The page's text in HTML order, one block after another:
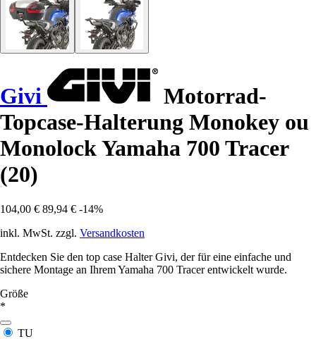
Givi
Motorrad-
Topcase-Halterung Monokey ou
Monolock Yamaha 700 Tracer
(20)
104,00 € 89,94 € -14%
inkl. MwSt. zzgl. Versandkosten
Entdecken Sie den top case Halter Givi, der für eine einfache und
sichere Montage an Ihrem Yamaha 700 Tracer entwickelt wurde.
Größe
*
TU